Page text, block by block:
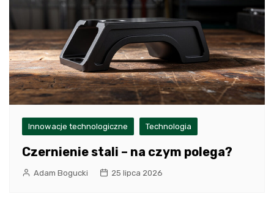
Innowacje technologiczne Technologia
Czernienie stali – na czym polega?
Adam Bogucki 25 lipca 2026